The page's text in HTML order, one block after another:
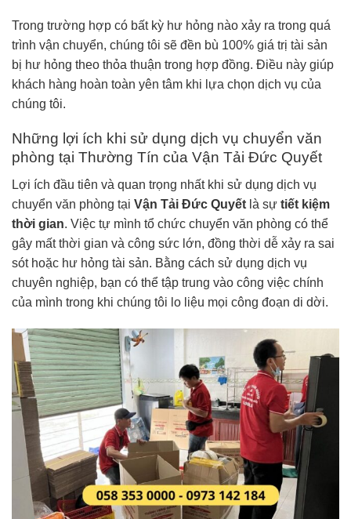
Trong trường hợp có bất kỳ hư hỏng nào xảy ra trong quá
trình vận chuyển, chúng tôi sẽ đền bù 100% giá trị tài sản
bị hư hỏng theo thỏa thuận trong hợp đồng. Điều này giúp
khách hàng hoàn toàn yên tâm khi lựa chọn dịch vụ của
chúng tôi.
Những lợi ích khi sử dụng dịch vụ chuyển văn
phòng tại Thường Tín của Vận Tải Đức Quyết
Lợi ích đầu tiên và quan trọng nhất khi sử dụng dịch vụ
chuyển văn phòng tại Vận Tải Đức Quyết là sự tiết kiệm
thời gian. Việc tự mình tổ chức chuyển văn phòng có thể
gây mất thời gian và công sức lớn, đồng thời dễ xảy ra sai
sót hoặc hư hỏng tài sản. Bằng cách sử dụng dịch vụ
chuyên nghiệp, bạn có thể tập trung vào công việc chính
của mình trong khi chúng tôi lo liệu mọi công đoạn di dời.